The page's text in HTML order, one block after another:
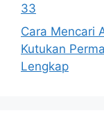
33
Cara Mencari
Kutukan
Lengkap